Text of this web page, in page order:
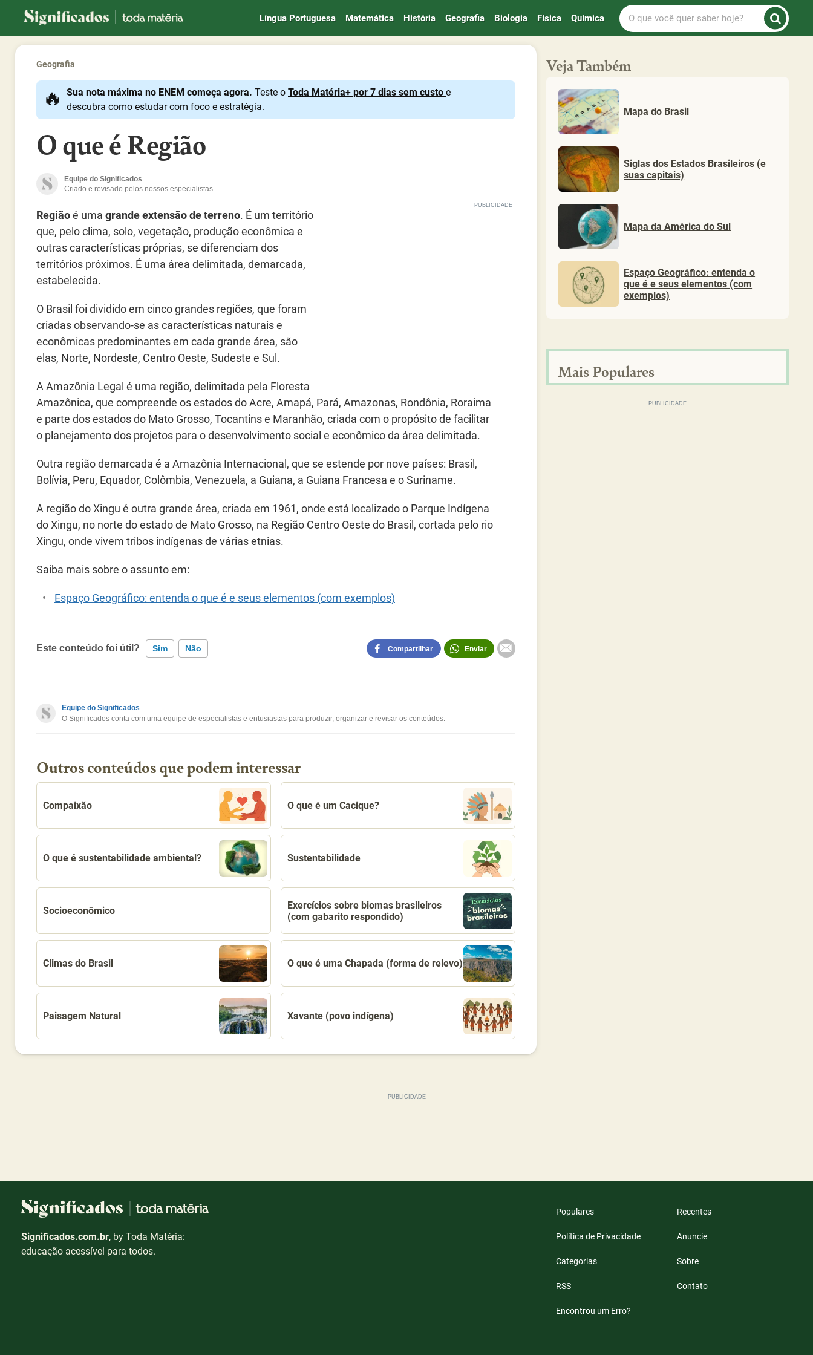
Significados
Língua Portuguesa Matemática História Geografia Biologia Física Química
O
que
você
saber
Geografia
🔥 Sua nota máxima no ENEM começa agora. Teste o Toda Matéria+ por 7 dias sem custo e
descubra como estudar com foco e estratégia.
O que é Região
Equipe do Significados
Criado e revisado pelos nossos especialistas
Regiãoé uma grande extensão de terreno. É um território
que, pelo clima, solo, vegetação, produção econômica e
outras características próprias, se diferenciam dos
territórios próximos. É uma área delimitada, demarcada,
estabelecida.
O Brasil foi dividido em cinco grandes regiões, que foram
criadas observando-se as características naturais e
econômicas predominantes em cada grande área, são
elas, Norte, Nordeste, Centro Oeste, Sudeste e Sul.
A Amazônia Legal é uma região, delimitada pela Floresta
Amazônica, que compreende os estados do Acre, Amapá, Pará, Amazonas, Rondônia, Roraima
e parte dos estados do Mato Grosso, Tocantins e Maranhão, criada com o propósito de facilitar
o planejamento dos projetos para o desenvolvimento social e econômico da área delimitada.
Outra região demarcada é a Amazônia Internacional, que se estende por nove países: Brasil,
Bolívia, Peru, Equador, Colômbia, Venezuela, a Guiana, a Guiana Francesa e o Suriname.
A região do Xingu é outra grande área, criada em 1961, onde está localizado o Parque Indígena
do Xingu, no norte do estado de Mato Grosso, na Região Centro Oeste do Brasil, cortada pelo rio
Xingu, onde vivem tribos indígenas de várias etnias.
Saiba mais sobre o assunto em:
Espaço Geográfico: entenda o que é e seus elementos (com exemplos)
Este conteúdo foi útil? Sim Não
Este conteúdo não tem a informação que procuro
Compartilhar Enviar
Equipe do Significados
O Significados conta com uma equipe de especialistas e entusiastas para produzir, organizar e revisar os conteúdos.
Outros conteúdos que podem interessar
Compaixão O que é um Cacique?
O que é sustentabilidade ambiental? Sustentabilidade
Socioeconômico
Exercícios sobre biomas brasileiros
(com gabarito respondido)
Climas do Brasil O que é uma Chapada (forma de relevo)
Paisagem Natural Xavante (povo indígena)
Veja Também
Mapa do Brasil
Siglas dos Estados Brasileiros (e
suas capitais)
Mapa da América do Sul
Espaço Geográfico: entenda o
que é e seus elementos (com
exemplos)
Mais Populares
Significados.com.br, by Toda Matéria:
educação acessível para todos.
Populares Recentes
Política de Privacidade Anuncie
Categorias Sobre
RSS Contato
Encontrou um Erro?